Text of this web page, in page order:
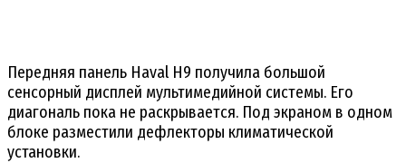
Передняя панель Haval H9 получила большой
сенсорный дисплей мультимедийной системы. Его
диагональ пока не раскрывается. Под экраном в одном
блоке разместили дефлекторы климатической
установки.